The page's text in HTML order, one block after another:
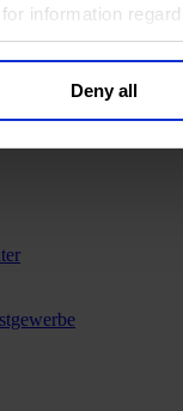
for information
Deny all
Entwicklung